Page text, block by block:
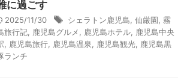
に過ごす
2025/11/30 シェラトン鹿児島 仙厳園 霧
旅行記
鹿児島グルメ 鹿児島ホテル
鹿児島中央
鹿児島旅行 鹿児島温泉 鹿児島観光
鹿児島黒
ランチ